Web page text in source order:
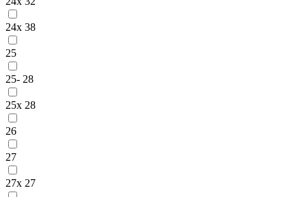
24x 38
25
25- 28
25x 28
26
27
27x 27